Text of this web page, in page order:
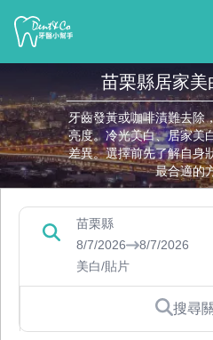
苗栗縣居家美
牙齒發黃或咖啡漬難去除
亮度。冷光美白、居家美
差異。選擇前先了解自身
最合適的
苗栗縣
8/7/2026
8/7/2026
美白/貼片
搜尋